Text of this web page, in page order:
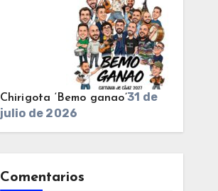
Chirigota ‘Bemo ganao’31 de
julio de 2026
Comentarios